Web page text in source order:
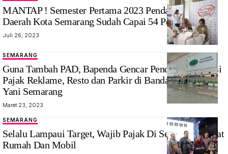
MANTAP ! Semester Pertama 2023 Pendapatan Pajak
Daerah Kota Semarang Sudah Capai 54 Persen Lebih
Juli 26, 2023
SEMARANG
Guna Tambah PAD, Bapenda Gencar Pendataan Potensi
Pajak Reklame, Resto dan Parkir di Bandara Ahmad
Yani Semarang
Maret 23, 2023
SEMARANG
Selalu Lampaui Target, Wajib Pajak Di Semarang Dapat
Rumah Dan Mobil